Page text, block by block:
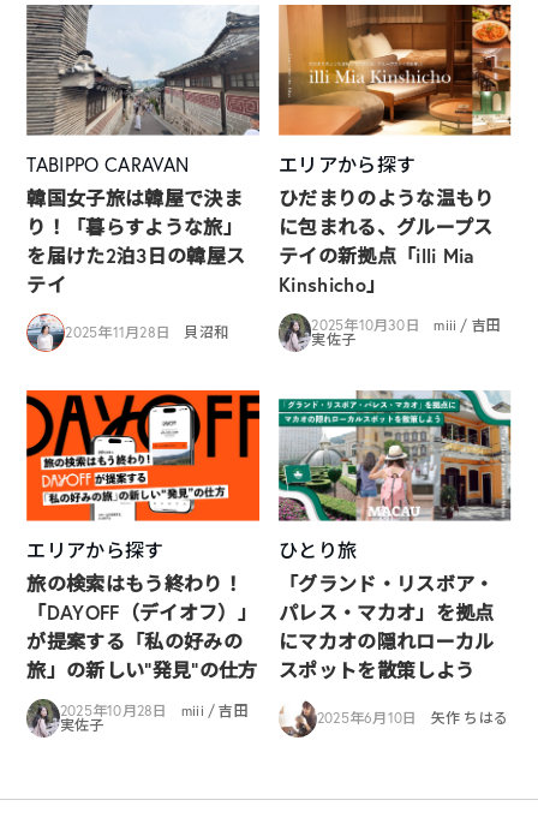
TABIPPO CARAVAN
韓国女子旅は韓屋で決ま
り！「暮らすような旅」
を届けた2泊3日の韓屋ス
テイ
2025年11月28日 貝沼和
エリアから探す
ひだまりのような温もり
に包まれる、グループス
テイの新拠点「illi Mia
Kinshicho」
2025年10月30日
miii / 吉田
実佐子
エリアから探す
旅の検索はもう終わり！
「DAYOFF（デイオフ）」
が提案する「私の好みの
旅」の新しい“発見”の仕方
2025年10月28日
miii / 吉田
実佐子
ひとり旅
「グランド・リスボア・
パレス・マカオ」を拠点
にマカオの隠れローカル
スポットを散策しよう
2025年6月10日 矢作 ちはる